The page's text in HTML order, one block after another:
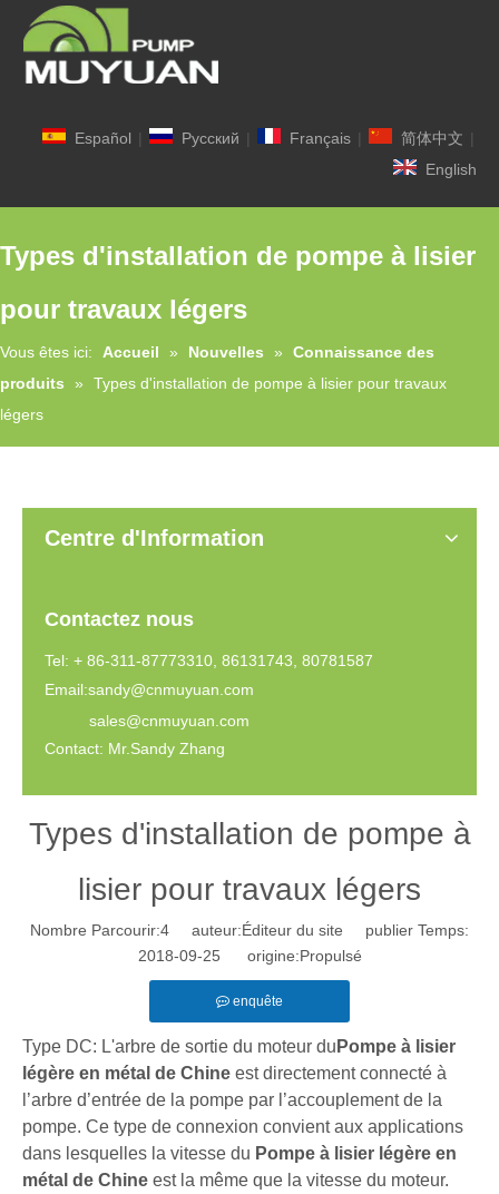
Español | Pусский | Français | 简体中文 |
English
Types d'installation de pompe à lisier
pour travaux légers
Vous êtes ici: Accueil » Nouvelles »
Connaissance des
produits
»
Types d'installation de pompe à lisier pour travaux
légers
Centre d'Information
Contactez nous
Tel: + 86-311-87773310, 86131743, 80781587
Email:sandy@cnmuyuan.com
sales@cnmuyuan.com
Contact: Mr.Sandy Zhang
Types d'installation de pompe à
lisier pour travaux légers
Nombre Parcourir:4 auteur:Éditeur du site publier Temps:
2018-09-25 origine:Propulsé
enquête
Type DC: L'arbre de sortie du moteur du Pompe à lisier
légère en métal de Chine est directement connecté à
l’arbre d’entrée de la pompe par l’accouplement de la
pompe. Ce type de connexion convient aux applications
dans lesquelles la vitesse du Pompe à lisier légère en
métal de Chine est la même que la vitesse du moteur.